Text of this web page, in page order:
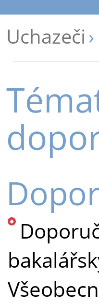
Uchazeči